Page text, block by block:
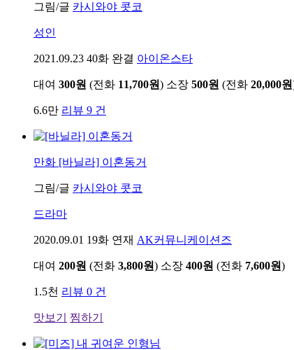
그림/글 카시와야 콧코
성인
2021.09.23 40화 완결 아이온스타
대여 300원 (전화 11,700원) 소장 500원 (전화 20,000원
6.6만 리뷰 9 건
만화 [바닐라] 이혼동거
그림/글 카시와야 콧코
드라마
2020.09.01 19화 연재 AK커뮤니케이션즈
대여 200원 (전화 3,800원) 소장 400원 (전화 7,600원)
1.5천 리뷰 0 건
맛보기 찜하기